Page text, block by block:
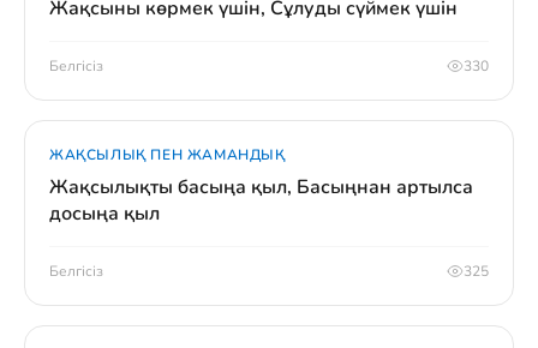
Жақсыны көрмек үшін, Сұлуды сүймек үшін
Белгісіз 330
ЖАҚСЫЛЫҚ ПЕН ЖАМАНДЫҚ
Жақсылықты басыңа қыл, Басыңнан артылса
досыңа қыл
Белгісіз 325